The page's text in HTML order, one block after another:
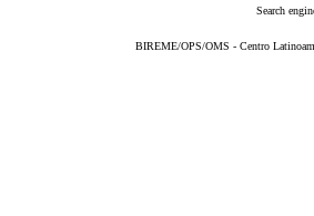
Search
BIREME/OPS/OMS - Centro